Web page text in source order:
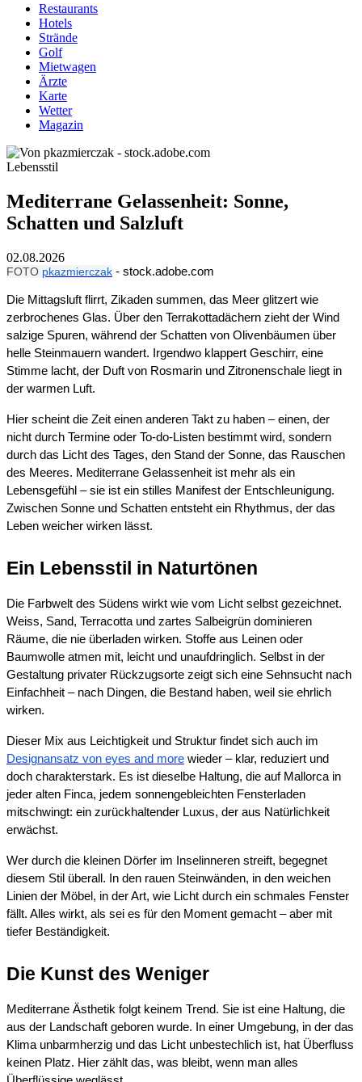
Restaurants
Hotels
Strände
Golf
Mietwagen
Ärzte
Karte
Wetter
Magazin
Lebensstil
Mediterrane Gelassenheit: Sonne,
Schatten und Salzluft
02.08.2026
FOTO pkazmierczak - stock.adobe.com
Die Mittagsluft flirrt, Zikaden summen, das Meer glitzert wie
zerbrochenes Glas. Über den Terrakottadächern zieht der Wind
salzige Spuren, während der Schatten von Olivenbäumen über
helle Steinmauern wandert. Irgendwo klappert Geschirr, eine
Stimme lacht, der Duft von Rosmarin und Zitronenschale liegt in
der warmen Luft.
Hier scheint die Zeit einen anderen Takt zu haben – einen, der
nicht durch Termine oder To-do-Listen bestimmt wird, sondern
durch das Licht des Tages, den Stand der Sonne, das Rauschen
des Meeres. Mediterrane Gelassenheit ist mehr als ein
Lebensgefühl – sie ist ein stilles Manifest der Entschleunigung.
Zwischen Sonne und Schatten entsteht ein Rhythmus, der das
Leben weicher wirken lässt.
Ein Lebensstil in Naturtönen
Die Farbwelt des Südens wirkt wie vom Licht selbst gezeichnet.
Weiss, Sand, Terracotta und zartes Salbeigrün dominieren
Räume, die nie überladen wirken. Stoffe aus Leinen oder
Baumwolle atmen mit, leicht und unaufdringlich. Selbst in der
Gestaltung privater Rückzugsorte zeigt sich eine Sehnsucht nach
Einfachheit – nach Dingen, die Bestand haben, weil sie ehrlich
wirken.
Dieser Mix aus Leichtigkeit und Struktur findet sich auch im
Designansatz von eyes and more wieder – klar, reduziert und
doch charakterstark. Es ist dieselbe Haltung, die auf Mallorca in
jeder alten Finca, jedem sonnengebleichten Fensterladen
mitschwingt: ein zurückhaltender Luxus, der aus Natürlichkeit
erwächst.
Wer durch die kleinen Dörfer im Inselinneren streift, begegnet
diesem Stil überall. In den rauen Steinwänden, in den weichen
Linien der Möbel, in der Art, wie Licht durch ein schmales Fenster
fällt. Alles wirkt, als sei es für den Moment gemacht – aber mit
tiefer Beständigkeit.
Die Kunst des Weniger
Mediterrane Ästhetik folgt keinem Trend. Sie ist eine Haltung, die
aus der Landschaft geboren wurde. In einer Umgebung, in der das
Klima unbarmherzig und das Licht unbestechlich ist, hat Überfluss
keinen Platz. Hier zählt das, was bleibt, wenn man alles